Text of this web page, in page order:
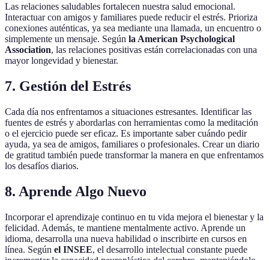
Las relaciones saludables fortalecen nuestra salud emocional.
Interactuar con amigos y familiares puede reducir el estrés. Prioriza
conexiones auténticas, ya sea mediante una llamada, un encuentro o
simplemente un mensaje. Según la American Psychological
Association, las relaciones positivas están correlacionadas con una
mayor longevidad y bienestar.
7. Gestión del Estrés
Cada día nos enfrentamos a situaciones estresantes. Identificar las
fuentes de estrés y abordarlas con herramientas como la meditación
o el ejercicio puede ser eficaz. Es importante saber cuándo pedir
ayuda, ya sea de amigos, familiares o profesionales. Crear un diario
de gratitud también puede transformar la manera en que enfrentamos
los desafíos diarios.
8. Aprende Algo Nuevo
Incorporar el aprendizaje continuo en tu vida mejora el bienestar y la
felicidad. Además, te mantiene mentalmente activo. Aprende un
idioma, desarrolla una nueva habilidad o inscribirte en cursos en
línea. Según el INSEE, el desarrollo intelectual constante puede